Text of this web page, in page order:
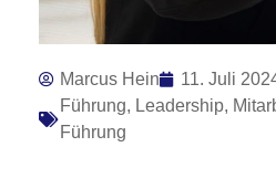
Marcus Hein
11. Juli
Führung, Leadership,
Führung